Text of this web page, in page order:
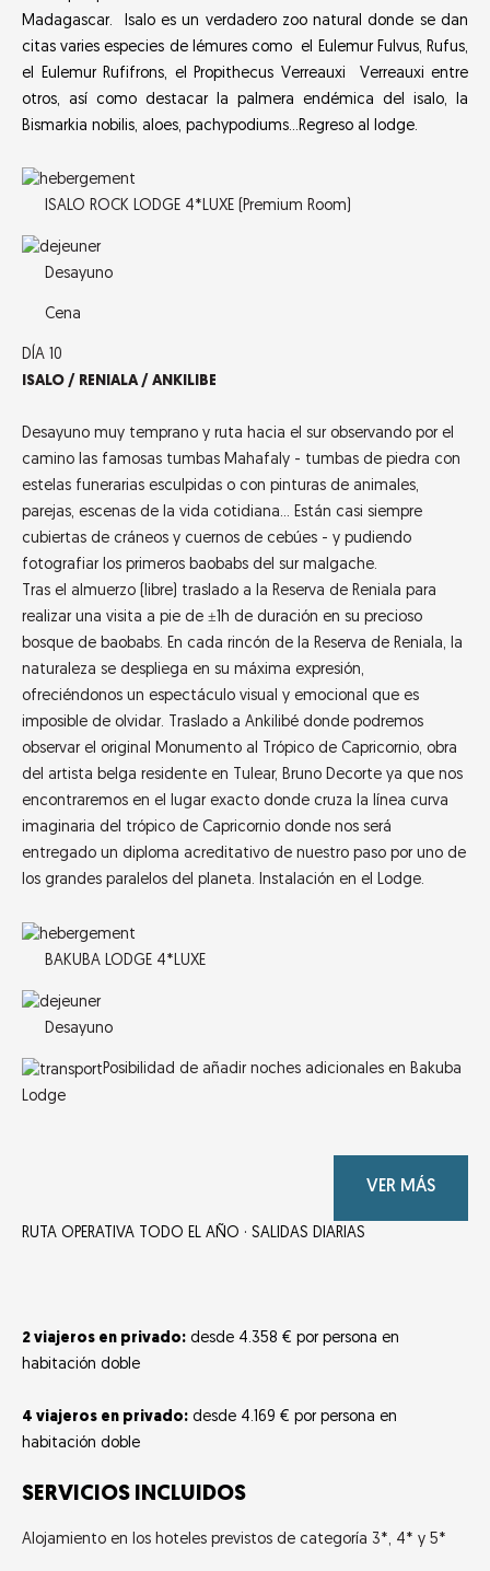
Madagascar. Isalo es un verdadero zoo natural donde se dan
citas varies especies de lémures como el Eulemur Fulvus, Rufus,
el Eulemur Rufifrons, el Propithecus Verreauxi Verreauxi entre
otros, así como destacar la palmera endémica del isalo, la
Bismarkia nobilis, aloes, pachypodiums…Regreso al lodge.
ISALO ROCK LODGE 4*LUXE (Premium Room)
Desayuno
Cena
DÍA 10
ISALO / RENIALA / ANKILIBE
Desayuno muy temprano y ruta hacia el sur observando por el
camino las famosas tumbas Mahafaly - tumbas de piedra con
estelas funerarias esculpidas o con pinturas de animales,
parejas, escenas de la vida cotidiana… Están casi siempre
cubiertas de cráneos y cuernos de cebúes - y pudiendo
fotografiar los primeros baobabs del sur malgache.
Tras el almuerzo (libre) traslado a la Reserva de Reniala para
realizar una visita a pie de ±1h de duración en su precioso
bosque de baobabs. En cada rincón de la Reserva de Reniala, la
naturaleza se despliega en su máxima expresión,
ofreciéndonos un espectáculo visual y emocional que es
imposible de olvidar. Traslado a Ankilibé donde podremos
observar el original Monumento al Trópico de Capricornio, obra
del artista belga residente en Tulear, Bruno Decorte ya que nos
encontraremos en el lugar exacto donde cruza la línea curva
imaginaria del trópico de Capricornio donde nos será
entregado un diploma acreditativo de nuestro paso por uno de
los grandes paralelos del planeta. Instalación en el Lodge.
BAKUBA LODGE 4*LUXE
Desayuno
Posibilidad de añadir noches adicionales en Bakuba
Lodge
VER MÁS
RUTA OPERATIVA TODO EL AÑO · SALIDAS DIARIAS
2 viajeros en privado: desde 4.358 € por persona en
habitación doble
4 viajeros en privado: desde 4.169 € por persona en
habitación doble
SERVICIOS INCLUIDOS
Alojamiento en los hoteles previstos de categoría 3*, 4* y 5*